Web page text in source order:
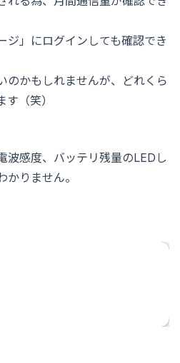
ジ」にログインしても確認でき
のかもしれませんが、どれくら
（笑）
波感度、バッテリ残量のLEDし
りません。